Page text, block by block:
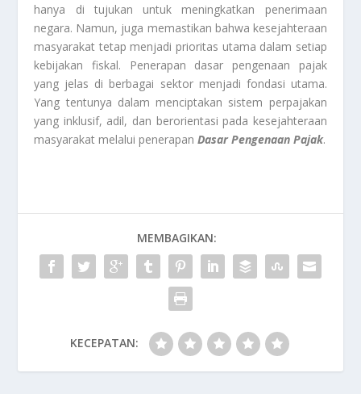
hanya di tujukan untuk meningkatkan penerimaan
negara. Namun, juga memastikan bahwa kesejahteraan
masyarakat tetap menjadi prioritas utama dalam setiap
kebijakan fiskal. Penerapan dasar pengenaan pajak
yang jelas di berbagai sektor menjadi fondasi utama.
Yang tentunya dalam menciptakan sistem perpajakan
yang inklusif, adil, dan berorientasi pada kesejahteraan
masyarakat melalui penerapanDasar Pengenaan Pajak.
MEMBAGIKAN:
KECEPATAN: